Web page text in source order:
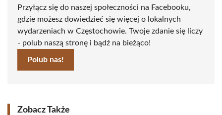
Przyłącz się do naszej społeczności na Facebooku,
gdzie możesz dowiedzieć się więcej o lokalnych
wydarzeniach w Częstochowie. Twoje zdanie się liczy
- polub naszą stronę i bądź na bieżąco!
Polub nas!
Zobacz Także